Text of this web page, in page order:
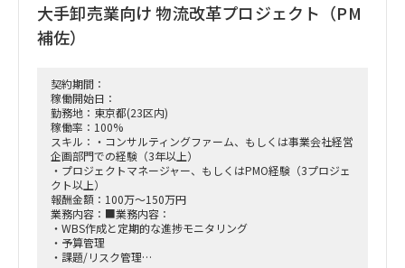
大手卸売業向け 物流改革プロジェクト（PM
補佐）
契約期間：
稼働開始日：
勤務地：東京都(23区内)
稼働率：100%
スキル：・コンサルティングファーム、もしくは事業会社経営
企画部門での経験（3年以上）
・プロジェクトマネージャー、もしくはPMO経験（3プロジェ
クト以上）
報酬金額：100万～150万円
業務内容：■業務内容：
・WBS作成と定期的な進捗モニタリング
・予算管理
・課題/リスク管理